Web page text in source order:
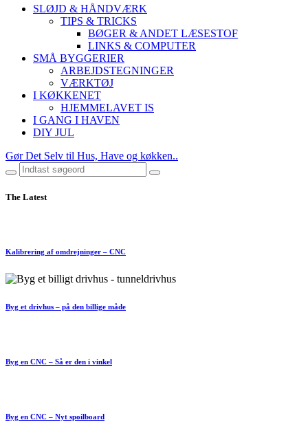
SLØJD & HÅNDVÆRK
TIPS & TRICKS
BØGER & ANDET LÆSESTOF
LINKS & COMPUTER
SMÅ BYGGERIER
ARBEJDSTEGNINGER
VÆRKTØJ
I KØKKENET
HJEMMELAVET IS
I GANG I HAVEN
DIY JUL
Gør Det Selv til Hus, Have og køkken..
The Latest
Kalibrering af omdrejninger – CNC
Byg et drivhus – på den billige måde
Byg en CNC – Så er den i vinkel
Byg en CNC – Nyt spoilboard